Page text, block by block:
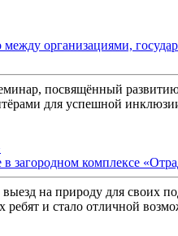
организациями,
посвящённый
для успешной
загородном комплексе
на природу для своих
и стало отличной